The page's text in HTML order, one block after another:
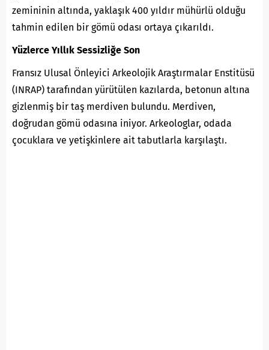
zemininin altında, yaklaşık 400 yıldır mühürlü olduğu
tahmin edilen bir gömü odası ortaya çıkarıldı.
Yüzlerce Yıllık Sessizliğe Son
Fransız Ulusal Önleyici Arkeolojik Araştırmalar Enstitüsü
(INRAP) tarafından yürütülen kazılarda, betonun altına
gizlenmiş bir taş merdiven bulundu. Merdiven,
doğrudan gömü odasına iniyor. Arkeologlar, odada
çocuklara ve yetişkinlere ait tabutlarla karşılaştı.